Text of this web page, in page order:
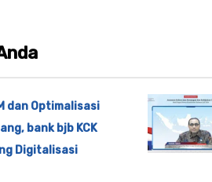
dan Optimalisasi
bank bjb KCK
Digitalisasi